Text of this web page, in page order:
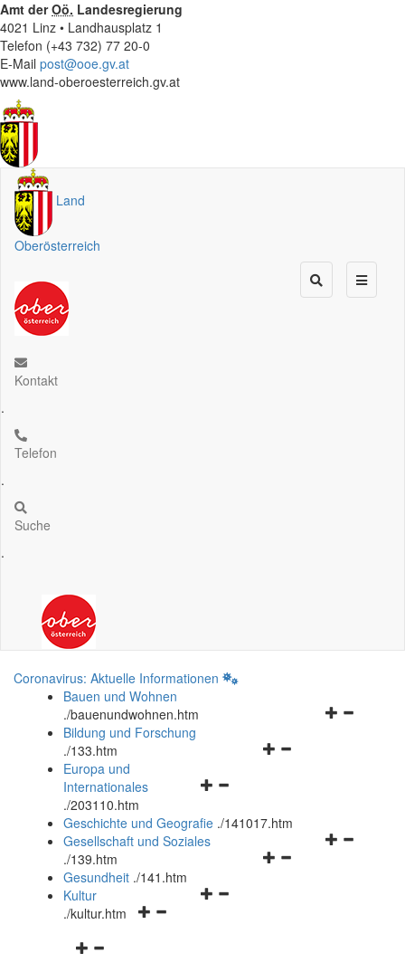
Amt derOö. Landesregierung
4021 Linz • Landhausplatz 1
Telefon (+43 732) 77 20-0
E-Mail post@ooe.gv.at
www.land-oberoesterreich.gv.at
Land
Oberösterreich
Kontakt
.
Telefon
.
Suche
.
Coronavirus: Aktuelle Informationen
Bauen und Wohnen
./bauenundwohnen.htm
Navigationsmenü
Bildung und Forschung
./133.htm
Navigationsmenü
und
schließen
Europa und
Internationales
./203110.htm
Geschichte und Geografie ./141017.htm
Navigationsmenü
Gesellschaft und Soziales
./139.htm
Navigationsmenü
Gesundheit ./141.htm
Navigationsmenü
Kultur
./kultur.htm
Navigationsmenü